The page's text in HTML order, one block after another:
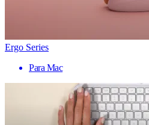
Ergo Series
Para Mac